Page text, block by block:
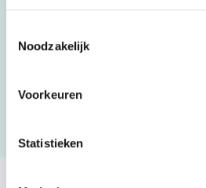
Noodzakelijk
Voorkeuren
Statistieken
Would you like to request a quote
as possible.